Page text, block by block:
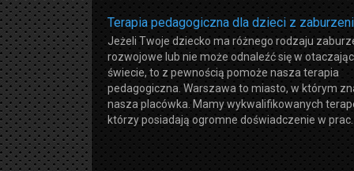
Terapia pedagogiczna dla dzieci z
Jeżeli Twoje dziecko ma różnego rodzaju
rozwojowe lub nie może odnaleźć się w
świecie, to z pewnością pomoże nasza terapia
pedagogiczna. Warszawa to miasto, w którym
nasza placówka. Mamy wykwalifikowanych
którzy posiadają ogromne doświadczenie w